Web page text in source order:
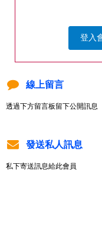
登入
線上留言
透過下方留言板留下公開訊息
發送私人訊息
私下寄送訊息給此會員